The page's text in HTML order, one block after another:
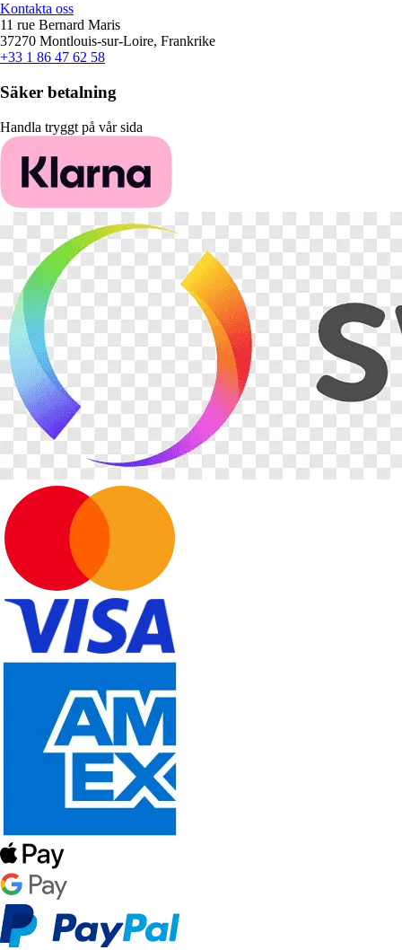
Kontakta oss
11 rue Bernard Maris
37270 Montlouis-sur-Loire, Frankrike
+33 1 86 47 62 58
Säker betalning
Handla tryggt på vår sida